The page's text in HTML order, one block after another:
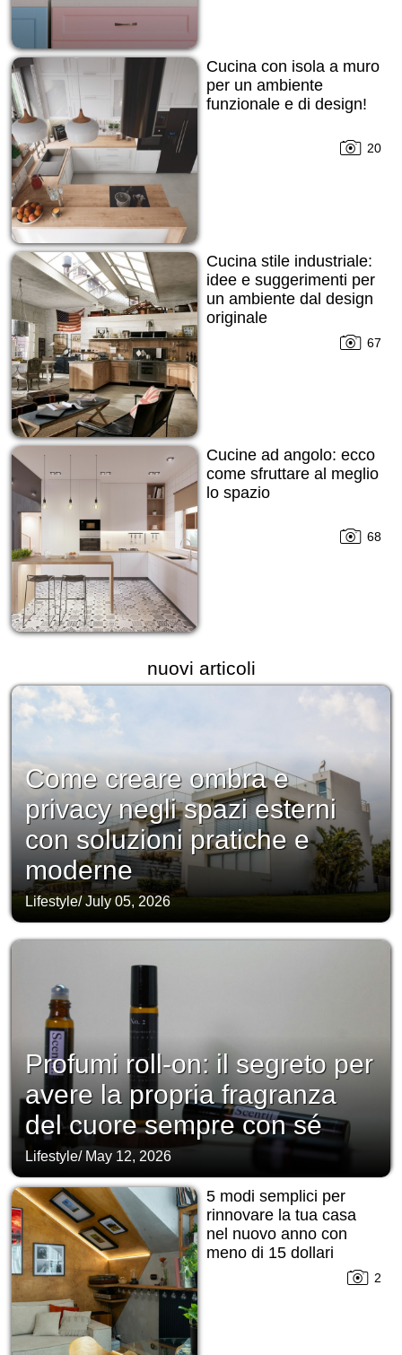
Cucina con isola a muro
per un ambiente
funzionale e di design!
20
Cucina stile industriale:
idee e suggerimenti per
un ambiente dal design
originale
67
Cucine ad angolo: ecco
come sfruttare al meglio
lo spazio
68
nuovi articoli
Come creare ombra e
privacy negli spazi esterni
con soluzioni pratiche e
moderne
Lifestyle/July 05, 2026
Profumi roll-on: il segreto per
avere la propria fragranza
del cuore sempre con sé
Lifestyle/ May 12, 2026
5 modi semplici per
rinnovare la tua casa
nel nuovo anno con
meno di 15 dollari
2